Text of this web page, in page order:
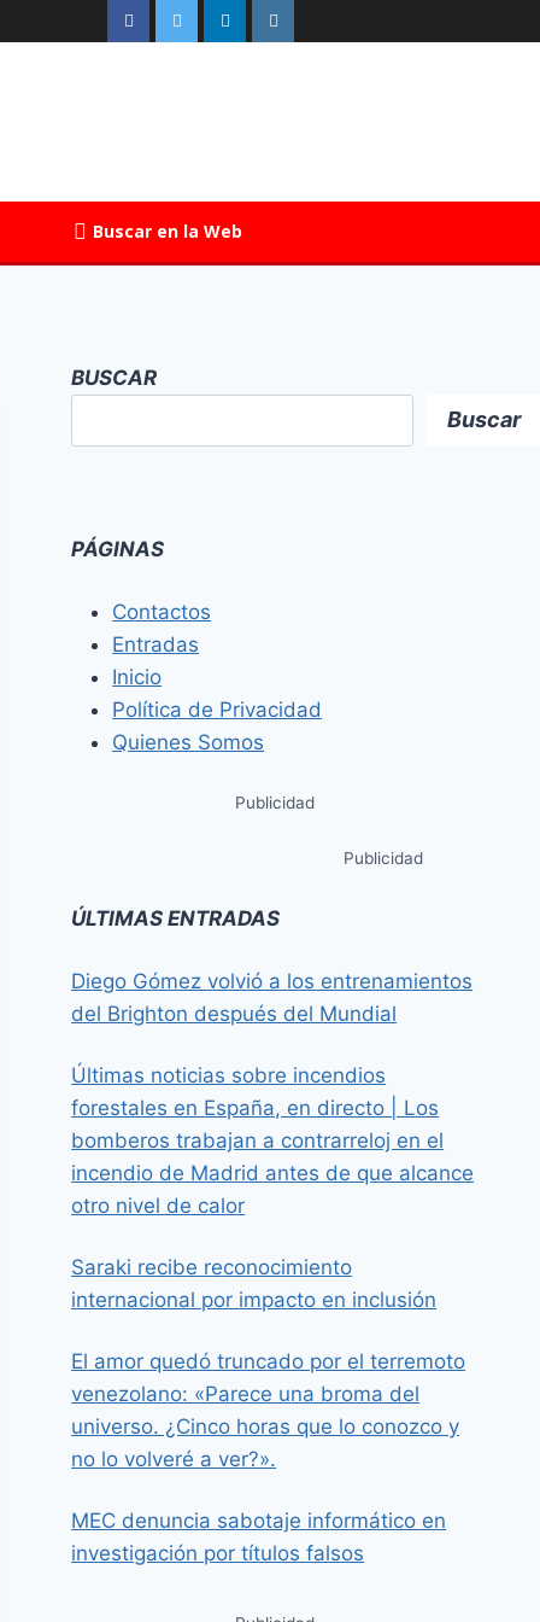
Buscar en la Web
BUSCAR
Buscar
PÁGINAS
Contactos
Entradas
Inicio
Política de Privacidad
Quienes Somos
Publicidad
Publicidad
ÚLTIMAS ENTRADAS
Diego Gómez volvió a los entrenamientos
del Brighton después del Mundial
Últimas noticias sobre incendios
forestales en España, en directo | Los
bomberos trabajan a contrarreloj en el
incendio de Madrid antes de que alcance
otro nivel de calor
Saraki recibe reconocimiento
internacional por impacto en inclusión
El amor quedó truncado por el terremoto
venezolano: «Parece una broma del
universo. ¿Cinco horas que lo conozco y
no lo volveré a ver?».
MEC denuncia sabotaje informático en
investigación por títulos falsos